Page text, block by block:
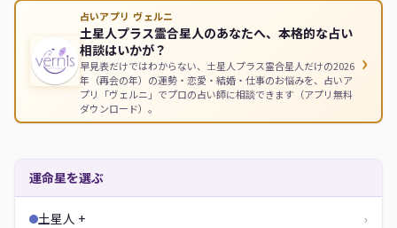
占いアプリ ヴェルニ
土星人プラス霊合星人のあなたへ、本格的な占い
相談はいかが？
早見表だけではわからない、土星人プラス霊合星人だけの2026
年（再会の年）の運勢・恋愛・結婚・仕事のお悩みを、占いア
プリ「ヴェルニ」でプロの占い師に相談できます（アプリ無料
ダウンロード）。
›
運命星を選ぶ
土星人 + ›